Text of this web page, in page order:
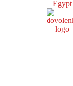
Egypt